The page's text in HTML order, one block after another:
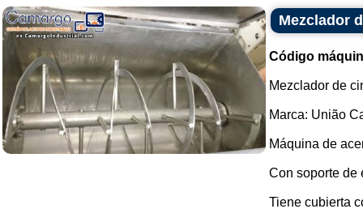
Mezclador
Código
Mezclador de
Marca: União
Máquina de
Con soporte de
Tiene cubierta